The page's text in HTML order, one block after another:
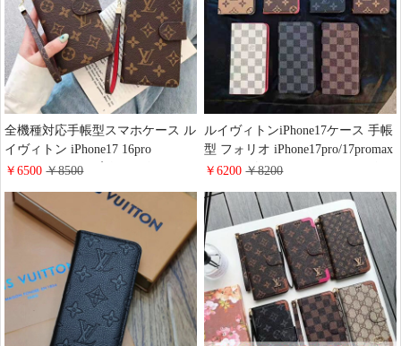
全機種対応手帳型スマホケース ル
イヴィトン iPhone17 16pro
15promaxケース 高級 レザー モノ
pixel9/9pro/8a携帯カバー 財布型
大人 可愛い LV galaxy Aquos
xperia Huawei Mate60 Pro手帳型ス
マホケース ファッション
￥6500￥8500
ルイヴィトンiPhone17ケース 手帳
型 フォリオ iPhone17pro/17promax
ケース ダミエ モノグラム レザー
手帳ケース 超薄 ビジネス風 メン
ズ レディース おしゃれ ブランド
iphone15/14/13手帳型スマホケース
お 揃い
￥6200￥8200